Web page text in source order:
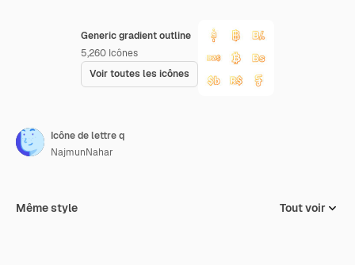
Generic gradient outline
5,260 Icônes
Voir toutes les icônes
Icône de lettre q
NajmunNahar
Même style Tout voir